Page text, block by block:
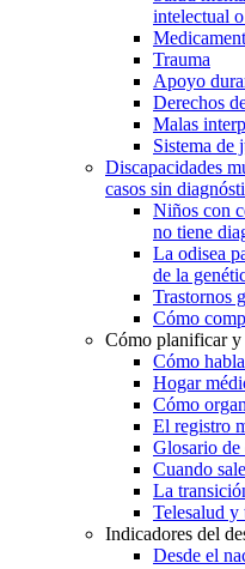
intelectual
Trauma
Apoyo
Derechos
Malas
Sistema de
Discapacidades
casos sin
Niños con
no tiene
La odisea
de la
Trastornos
Cómo
Cómo planificar y
Cómo
Hogar
Cómo
El registro
Glosario de
Cuando
La
Telesalud y
Indicadores del
Desde el